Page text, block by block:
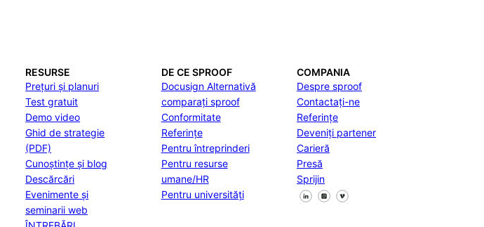
RESURSE
Prețuri și planuri
Test gratuit
Demo video
Ghid de strategie
(PDF)
Cunoștințe și blog
Descărcări
Evenimente și
seminarii web
DE CE SPROOF
Docusign Alternativă
comparați sproof
Conformitate
Referințe
Pentru întreprinderi
Pentru resurse
umane/HR
Pentru universități
COMPANIA
Despre sproof
Contactați-ne
Referințe
Deveniți partener
Carieră
Presă
Sprijin
Urmăriți-ne pe Facebook
Urmăriți-ne pe X
Urmăriți-ne pe LinkedIn